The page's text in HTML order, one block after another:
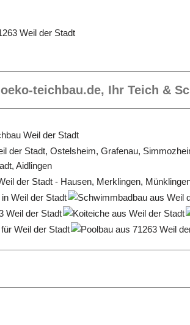
oeko-teichbau.de, Ihr Teich &